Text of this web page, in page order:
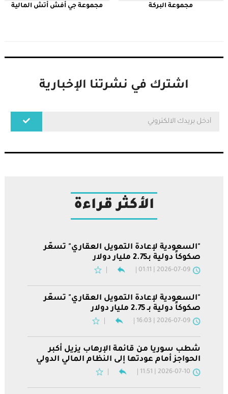
مجموعة البركة مجموعة جي أفش أتش المالية
اشترك في نشرتنا الإخبارية
الأكثر قراءة
"السعودية لإعادة التمويل العقاري" تسعّر
صكوكاً دولية بـ2.75 مليار دولار
2026-07-09 | 01:11
"السعودية لإعادة التمويل العقاري" تسعّر
صكوكاً دولية بـ 2.75 مليار دولار
2026-07-09 | 16:03
شطب سوريا من قائمة الإرهاب يزيل أكبر
الحواجز أمام عودتها إلى النظام المالي الدولي
2026-07-10 | 11:51